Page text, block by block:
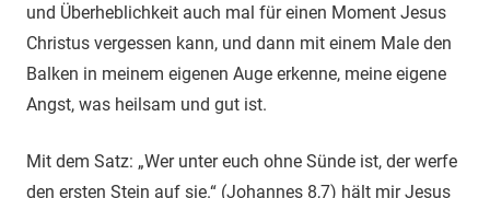
und Überheblichkeit auch mal für einen Moment Jesus
Christus vergessen kann, und dann mit einem Male den
Balken in meinem eigenen Auge erkenne, meine eigene
Angst, was heilsam und gut ist.
Mit dem Satz: „Wer unter euch ohne Sünde ist, der werfe
den ersten Stein auf sie.“ (Johannes 8,7) hält mir Jesus